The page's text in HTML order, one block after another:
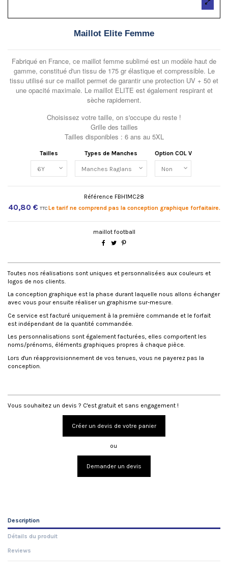
Maillot Elite Femme
Fabriqué en France, ce maillot femme sublimé est un modèle haut de
gamme, constitué d'un tissu de 175 gr élastique et compressible. Le
tissu utilisé sur ce maillot permet de garantir une protection UV + 50 et
une opacité maximale. Le maillot ELITE est également respirant et
sèche rapidement.
Choisissez votre taille, on s'occupe du reste !
Grille des tailles
Tailles disponibles : 6 ans au 5XL
Tailles Types de Manches Option COL V
Référence FBH1MC28
40,80 € TTCLe tarif ne comprend pas la conception graphique forfaitaire.
maillot football
Toutes nos réalisations sont uniques et personnalisées aux couleurs et
logos de nos clients.
La conception graphique est la phase durant laquelle nous allons échanger
avec vous pour ensuite réaliser un graphisme sur-mesure.
Ce service est facturé uniquement à la première commande et le forfait
est indépendant de la quantité commandée.
Les personnalisations sont également facturées, elles comportent les
noms/prénoms, éléments graphiques propres à chaque pièce.
Lors d'un réapprovisionnement de vos tenues, vous ne payerez pas la
conception.
Vous souhaitez un devis ? C'est gratuit et sans engagement !
Créer un devis de votre panier
ou
Demander un devis
Description
Détails du produit
Reviews